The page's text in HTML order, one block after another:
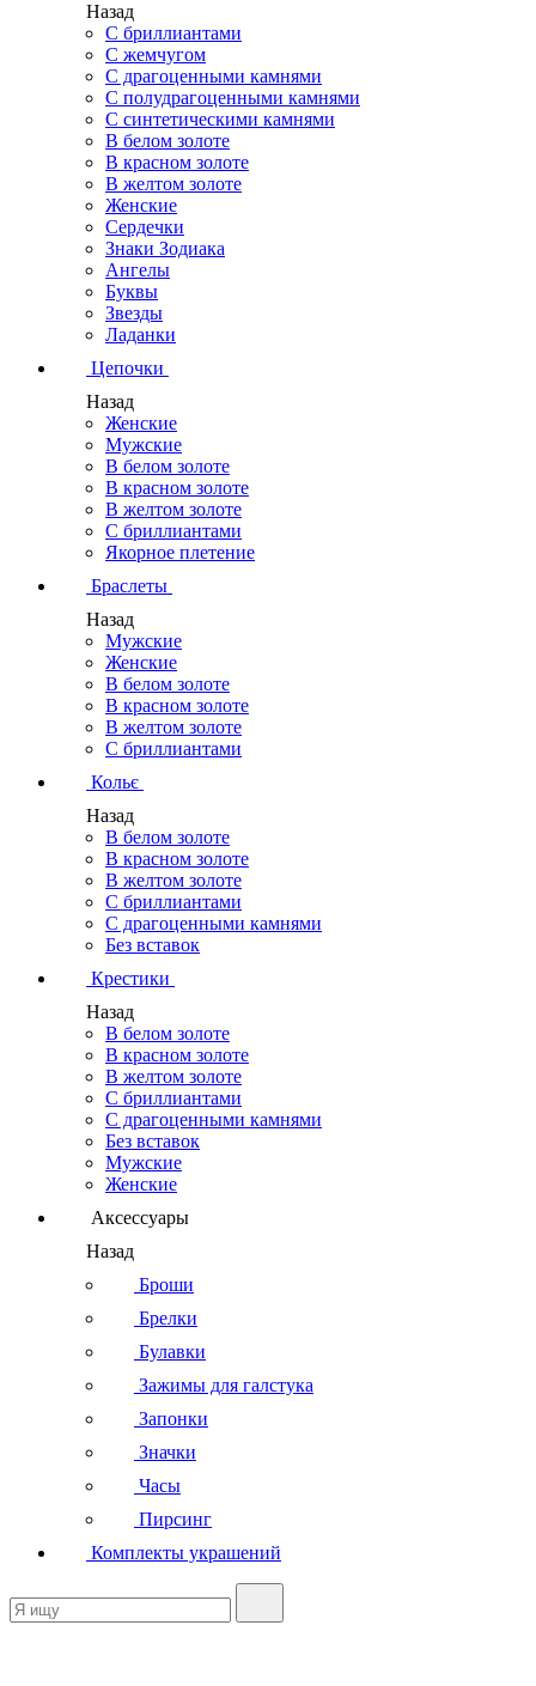
Назад
С бриллиантами
С жемчугом
С драгоценными камнями
С полудрагоценными камнями
С синтетическими камнями
В белом золоте
В красном золоте
В желтом золоте
Женские
Сердечки
Знаки Зодиака
Ангелы
Буквы
Звезды
Ладанки
Цепочки
Назад
Женские
Мужские
В белом золоте
В красном золоте
В желтом золоте
С бриллиантами
Якорное плетение
Браслеты
Назад
Мужские
Женские
В белом золоте
В красном золоте
В желтом золоте
С бриллиантами
Кольє
Назад
В белом золоте
В красном золоте
В желтом золоте
С бриллиантами
С драгоценными камнями
Без вставок
Крестики
Назад
В белом золоте
В красном золоте
В желтом золоте
С бриллиантами
С драгоценными камнями
Без вставок
Мужские
Женские
Аксессуары
Назад
Броши
Брелки
Булавки
Зажимы для галстука
Запонки
Значки
Часы
Пирсинг
Комплекты украшений